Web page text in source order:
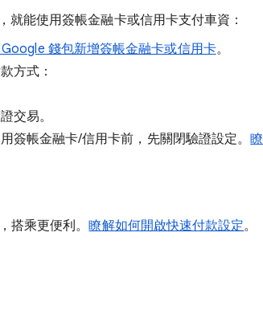
能使用簽帳金融卡或信用卡支付車資：
錢包新增簽帳金融卡或信用卡。
方式：
交易。
簽帳金融卡/信用卡前，先關閉驗證設定。瞭
搭乘更便利。瞭解如何開啟快速付款設定。